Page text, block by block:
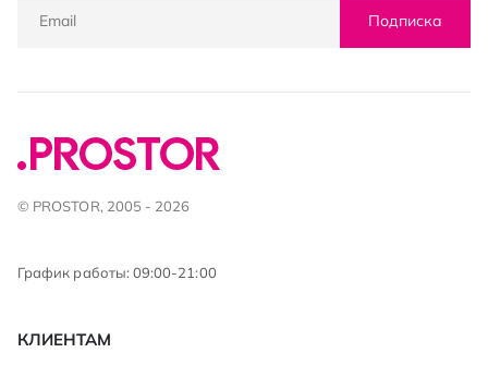
Подписка
© PROSTOR, 2005 - 2026
График работы: 09:00-21:00
КЛИЕНТАМ